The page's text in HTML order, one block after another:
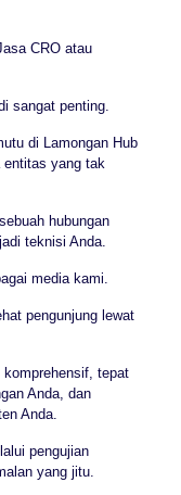
CRO atau
sangat penting.
di Lamongan Hub
entitas yang tak
hubungan
teknisi Anda.
media kami.
pengunjung lewat
tepat
Anda, dan
Anda.
pengujian
yang jitu.